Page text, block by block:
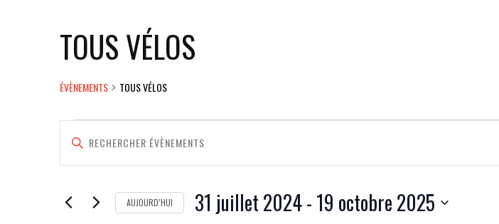
TOUS VÉLOS
ÉVÈNEMENTS TOUS VÉLOS
ÉVÈNEMENTS
RECHERCHE
ET
NAVIGATION
DE
SAISIR
MOT-
CLÉ.
ÉVÈNEMENTS
PAR
AUJOURD’HUI 31 juillet 2024 - 19 octobre 2025